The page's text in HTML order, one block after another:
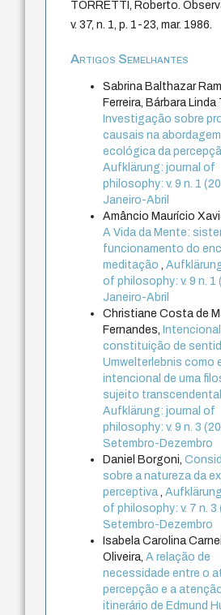
TORRETTI, Roberto.
v. 37, n. 1, p. 1-23, mar. 1986.
Artigos Semelhantes
Sabrina Balthazar
Ferreira, Bárbara Linda
Investigação sobre
causais na abordagem
ecológica da
Aufklärung: journal of
philosophy: v. 9 n. 1
Janeiro-Abril
Amâncio Maurício
A Vida da Mente:
funcionamento do
meditação,
of philosophy: v. 9 n. 1
Janeiro-Abril
Christiane Costa de
Fernandes,
constituição de
Umwelterlebnis como
intencional de uma
sujeito
Aufklärung: journal of
philosophy: v. 9 n. 3
Setembro-Dezembro
Daniel Borgoni,
sobre a natureza da
perceptiva,
of philosophy: v. 7 n. 3
Setembro-Dezembro
Isabela Carolina
Oliveira,A relação de
necessidade entre o
percepção e a
itinerário de Edmund